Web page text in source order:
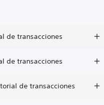
de transacciones
de transacciones
de transacciones